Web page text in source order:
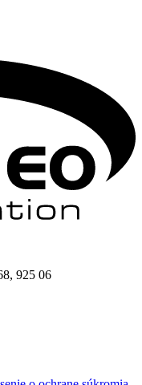
925 06